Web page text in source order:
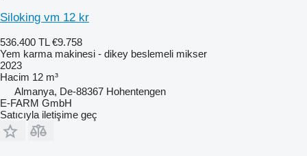
Siloking vm 12 kr
536.400 TL €9.758
Yem karma makinesi - dikey beslemeli mikser
2023
Hacim 12 m³
Almanya, De-88367 Hohentengen
E-FARM GmbH
Satıcıyla iletişime geç